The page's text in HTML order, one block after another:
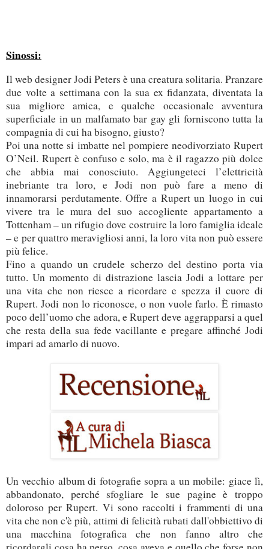
Sinossi:
Il web designer Jodi Peters è una creatura solitaria. Pranzare
due volte a settimana con la sua ex fidanzata, diventata la
sua migliore amica, e qualche occasionale avventura
superficiale in un malfamato bar gay gli forniscono tutta la
compagnia di cui ha bisogno, giusto?
Poi una notte si imbatte nel pompiere neodivorziato Rupert
O’Neil. Rupert è confuso e solo, ma è il ragazzo più dolce
che abbia mai conosciuto. Aggiungeteci l’elettricità
inebriante tra loro, e Jodi non può fare a meno di
innamorarsi perdutamente. Offre a Rupert un luogo in cui
vivere tra le mura del suo accogliente appartamento a
Tottenham – un rifugio dove costruire la loro famiglia ideale
– e per quattro meravigliosi anni, la loro vita non può essere
più felice.
Fino a quando un crudele scherzo del destino porta via
tutto. Un momento di distrazione lascia Jodi a lottare per
una vita che non riesce a ricordare e spezza il cuore di
Rupert. Jodi non lo riconosce, o non vuole farlo. È rimasto
poco dell’uomo che adora, e Rupert deve aggrapparsi a quel
che resta della sua fede vacillante e pregare affinché Jodi
impari ad amarlo di nuovo.
Un vecchio album di fotografie sopra a un mobile: giace lì,
abbandonato, perché sfogliare le sue pagine è troppo
doloroso per Rupert. Vi sono raccolti i frammenti di una
vita che non c'è più, attimi di felicità rubati dall'obbiettivo di
una macchina fotografica che non fanno altro che